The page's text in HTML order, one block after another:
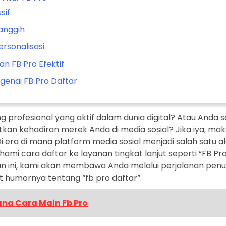
FB Pro Efektif
FB Pro Daftar
profesional yang aktif dalam dunia digital? Atau Anda
kehadiran merek Anda di media sosial? Jika iya,
era di mana platform media sosial menjadi salah satu
cara daftar ke layanan tingkat lanjut seperti “FB
ini, kami akan membawa Anda melalui perjalanan
humornya tentang “fb pro daftar”.
Cara Main Fb Pro